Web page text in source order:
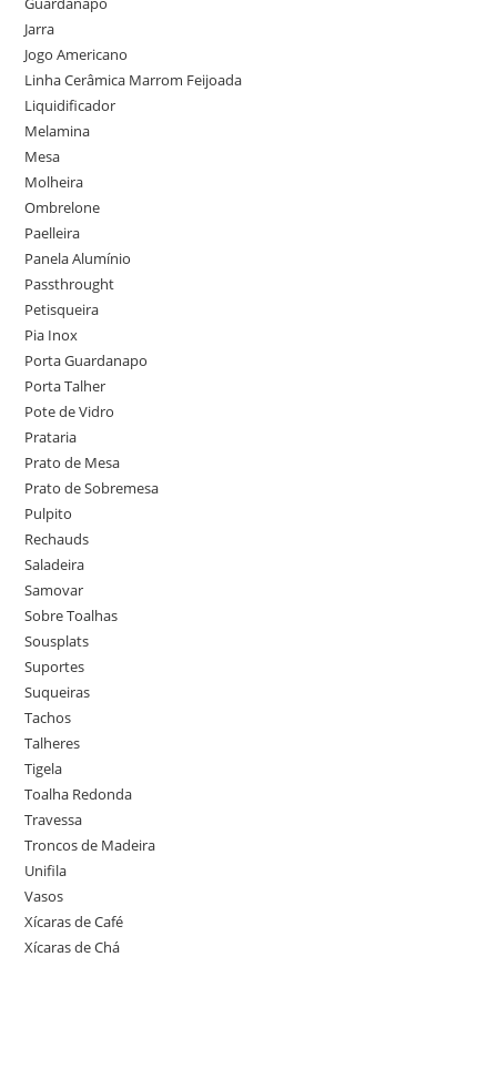
Jarra
Jogo Americano
Linha Cerâmica Marrom Feijoada
Liquidificador
Melamina
Mesa
Molheira
Ombrelone
Paelleira
Panela Alumínio
Passthrought
Petisqueira
Pia Inox
Porta Guardanapo
Porta Talher
Pote de Vidro
Prataria
Prato de Mesa
Prato de Sobremesa
Pulpito
Rechauds
Saladeira
Samovar
Sobre Toalhas
Sousplats
Suportes
Suqueiras
Tachos
Talheres
Tigela
Toalha Redonda
Travessa
Troncos de Madeira
Unifila
Vasos
Xícaras de Café
Xícaras de Chá